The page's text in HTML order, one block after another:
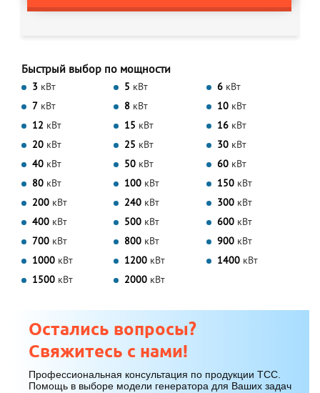
Быстрый выбор по мощности
3 кВт 5 кВт 6 кВт
7 кВт 8 кВт 10 кВт
12 кВт 15 кВт 16 кВт
20 кВт 25 кВт 30 кВт
40 кВт 50 кВт 60 кВт
80 кВт 100 кВт 150 кВт
200 кВт 240 кВт 300 кВт
400 кВт 500 кВт 600 кВт
700 кВт 800 кВт 900 кВт
1000 кВт 1200 кВт 1400 кВт
1500 кВт 2000 кВт
Остались вопросы?
Свяжитесь с нами!
Профессиональная консультация по продукции ТСС.
Помощь в выборе модели генератора для Ваших задач